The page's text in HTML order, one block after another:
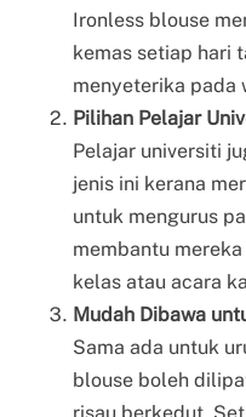
Ironless blouse
kemas setiap hari
menyeterika pada
Pilihan Pelajar
Pelajar universiti
jenis ini kerana
untuk mengurus
membantu
kelas atau acara
Mudah Dibawa
Sama ada untuk
blouse boleh